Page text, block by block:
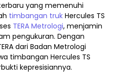
yang memenuhi
timbangan truk Hercules TS
TERA Metrologi, menjamin
pengukuran. Dengan
dari Badan Metrologi
timbangan Hercules TS
kepresisiannya.